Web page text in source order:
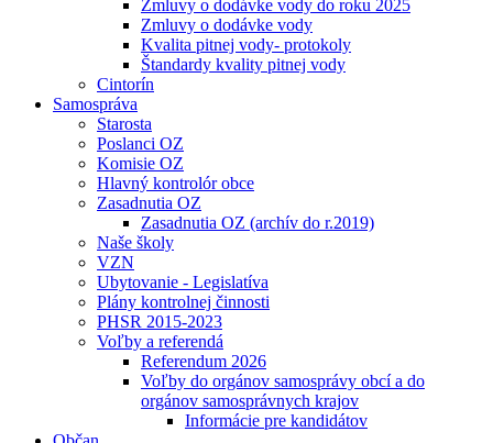
Zmluvy o dodávke vody do roku 2025
Zmluvy o dodávke vody
Kvalita pitnej vody- protokoly
Štandardy kvality pitnej vody
Cintorín
Samospráva
Starosta
Poslanci OZ
Komisie OZ
Hlavný kontrolór obce
Zasadnutia OZ
Zasadnutia OZ (archív do r.2019)
Naše školy
VZN
Ubytovanie - Legislatíva
Plány kontrolnej činnosti
PHSR 2015-2023
Voľby a referendá
Referendum 2026
Voľby do orgánov samosprávy obcí a do
orgánov samosprávnych krajov
Informácie pre kandidátov